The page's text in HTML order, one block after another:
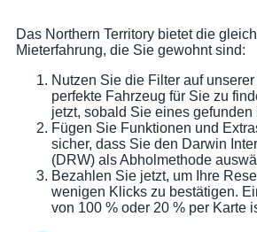
Das Northern Territory bietet die
Mieterfahrung, die Sie gewohnt sind:
Nutzen Sie die Filter auf
perfekte Fahrzeug für Sie zu
jetzt, sobald Sie eines gefunden
Fügen Sie Funktionen und
sicher, dass Sie den Darwin
(DRW) als Abholmethode
Bezahlen Sie jetzt, um Ihre
wenigen Klicks zu bestätigen.
von 100 % oder 20 % per Karte